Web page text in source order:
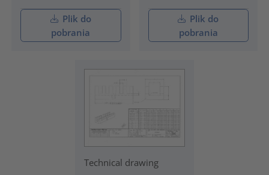
Plik do
pobrania
Plik do
pobrania
Technical drawing